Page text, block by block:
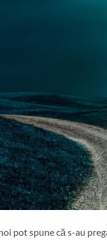
pot spune că s-au